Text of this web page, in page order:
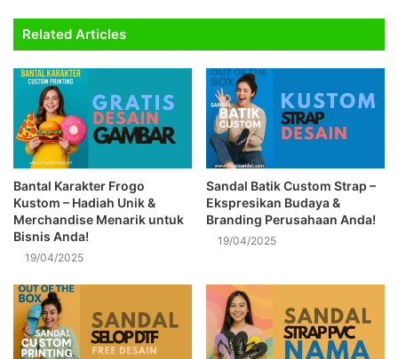
Related Articles
Bantal Karakter Frogo
Kustom – Hadiah Unik &
Merchandise Menarik untuk
Bisnis Anda!
19/04/2025
Sandal Batik Custom Strap –
Ekspresikan Budaya &
Branding Perusahaan Anda!
19/04/2025